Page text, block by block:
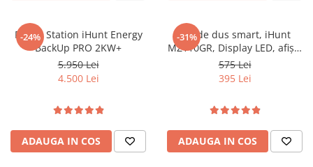
Produse Hotwav
Telefoane Mobile Hotwav
Produse Unihertz
Tablete Unihertz
Telefoane Mobile Blackview
-24%
Power Station iHunt Energy
BackUp PRO 2KW+
5.950 Lei
4.500 Lei
ADAUGA IN COS
-31%
Set de dus smart, iHunt
MZ110GR, Display LED, afișaj
digital, 4 moduri de curgere,
ajustabil
575 Lei
395 Lei
ADAUGA IN COS